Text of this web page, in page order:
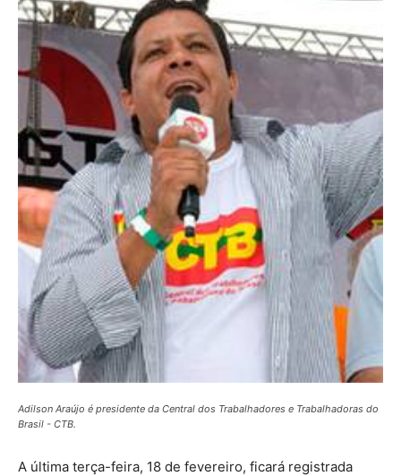
Adilson Araújo é presidente da Central dos Trabalhadores e Trabalhadoras do
Brasil - CTB.
A última terça-feira, 18 de fevereiro, ficará registrada